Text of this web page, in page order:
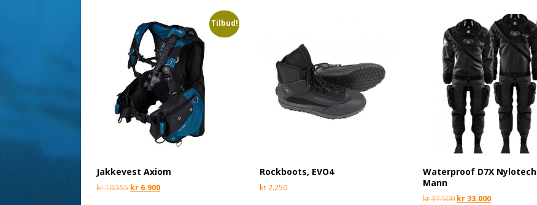
Tilbud!
Jakkevest Axiom
kr10.555 kr 6.900
Rockboots, EVO4
kr 2.250
Waterproof D7X Nylotech
Mann
kr37.500 kr 33.000